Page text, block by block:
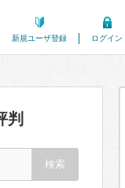
新規ユーザ登録 ログイン
判